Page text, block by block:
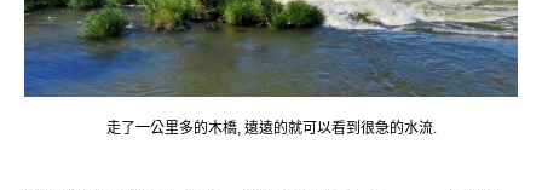
走了一公里多的木橋, 遠遠的就可以看到很急的水流.